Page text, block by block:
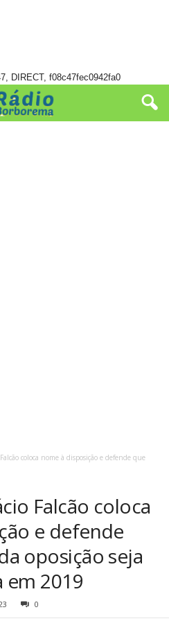
DIRECT, f08c47fec0942fa0
coloca nome à disposição e defende que
Falcão coloca
e defende
oposição seja
em 2019
0